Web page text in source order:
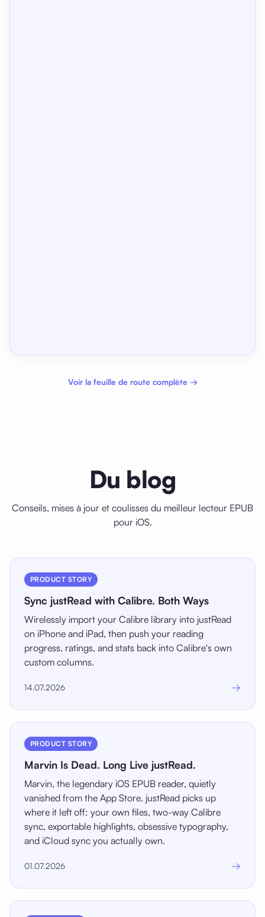
Voir la feuille de route complète →
Du blog
Conseils, mises à jour et coulisses du meilleur lecteur EPUB
pour iOS.
PRODUCT STORY
Sync justRead with Calibre. Both Ways
Wirelessly import your Calibre library into justRead
on iPhone and iPad, then push your reading
progress, ratings, and stats back into Calibre's own
custom columns.
14.07.2026 →
PRODUCT STORY
Marvin Is Dead. Long Live justRead.
Marvin, the legendary iOS EPUB reader, quietly
vanished from the App Store. justRead picks up
where it left off: your own files, two-way Calibre
sync, exportable highlights, obsessive typography,
and iCloud sync you actually own.
01.07.2026 →